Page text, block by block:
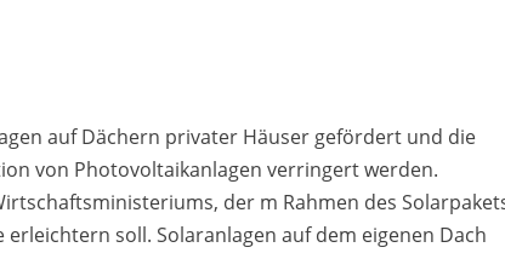
auf Dächern privater Häuser gefördert und die
von Photovoltaikanlagen verringert werden.
der m Rahmen des
soll. Solaranlagen auf dem eigenen Dach